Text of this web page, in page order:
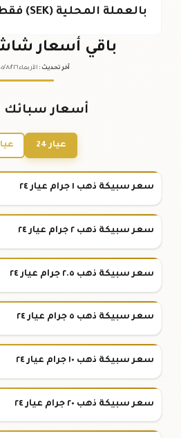
بالعملة المحلية (SEK) فقط؟
باقي أسعار
آخر تحديث : الأربعاء ٠٥ /٠٨/٢٠٢٦ -
أسعار سبائك
عيار 24 عيار
سعر سبيكة ذهب ١ جرام عيار ٢٤
سعر سبيكة ذهب ٢ جرام عيار ٢٤
سعر سبيكة ذهب ٢.٥ جرام عيار ٢٤
سعر سبيكة ذهب ٥ جرام عيار ٢٤
سعر سبيكة ذهب ١٠ جرام عيار ٢٤
سعر سبيكة ذهب ٢٠ جرام عيار ٢٤